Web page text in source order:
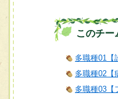
このチー
多職種01【
多職種02【
多職種03【